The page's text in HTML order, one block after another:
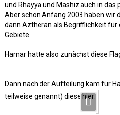
und Rhayya und Mashiz auch in das
Aber schon Anfang 2003 haben wir
dann Aztheran als Begrifflichkeit für
Gebiete.
Harnar hatte also zunächst diese
Dann nach der Aufteilung kam für
teilweise genannt) diese hier: